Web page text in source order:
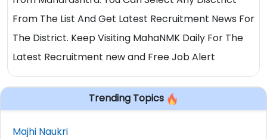
From The List And Get Latest Recruitment News For
The District. Keep Visiting MahaNMK Daily For The
Latest Recruitment new and Free Job Alert
Trending Topics
Majhi Naukri